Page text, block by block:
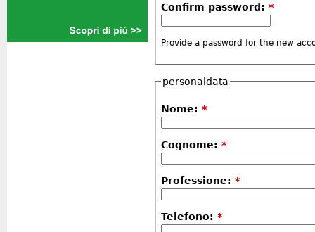
Confirm password: *
Provide a password for the new
personaldata
Nome: *
Cognome: *
Professione: *
Telefono: *